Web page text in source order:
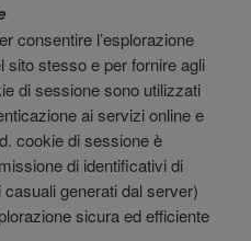
consentire l’esplorazione
sito stesso e per fornire agli
di sessione sono utilizzati
ai servizi online e
cookie di sessione è
di identificativi di
generati dal server)
sicura ed efficiente